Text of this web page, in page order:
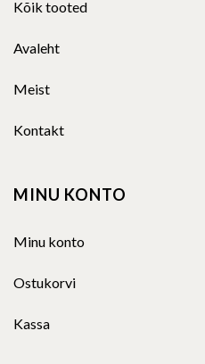
Kõik tooted
Avaleht
Meist
Kontakt
MINU KONTO
Minu konto
Ostukorvi
Kassa